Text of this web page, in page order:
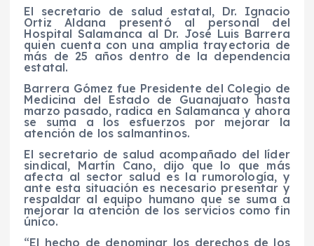
El secretario de salud estatal, Dr. Ignacio
Ortiz Aldana presentó al personal del
Hospital Salamanca al Dr. José Luis Barrera
quien cuenta con una amplia trayectoria de
más de 25 años dentro de la dependencia
estatal.
Barrera Gómez fue Presidente del Colegio de
Medicina del Estado de Guanajuato hasta
marzo pasado, radica en Salamanca y ahora
se suma a los esfuerzos por mejorar la
atención de los salmantinos.
El secretario de salud acompañado del líder
sindical, Martín Cano, dijo que lo que más
afecta al sector salud es la rumorología, y
ante esta situación es necesario presentar y
respaldar al equipo humano que se suma a
mejorar la atención de los servicios como fin
único.
“El hecho de denominar los derechos de los